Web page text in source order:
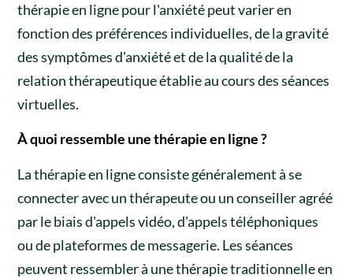
thérapie en ligne pour l'anxiété peut varier en
fonction des préférences individuelles, de la gravité
des symptômes d'anxiété et de la qualité de la
relation thérapeutique établie au cours des séances
virtuelles.
À quoi ressemble une thérapie en ligne ?
La thérapie en ligne consiste généralement à se
connecter avec un thérapeute ou un conseiller agréé
par le biais d'appels vidéo, d'appels téléphoniques
ou de plateformes de messagerie. Les séances
peuvent ressembler à une thérapie traditionnelle en